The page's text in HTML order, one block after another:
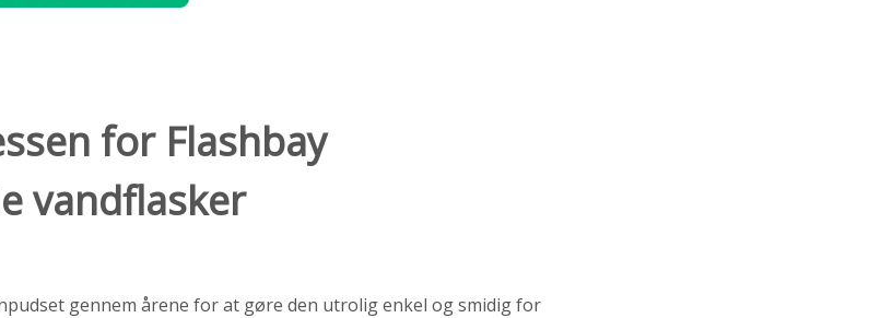
for Flashbay
vandflasker
gennem årene for at gøre den utrolig enkel og smidig for